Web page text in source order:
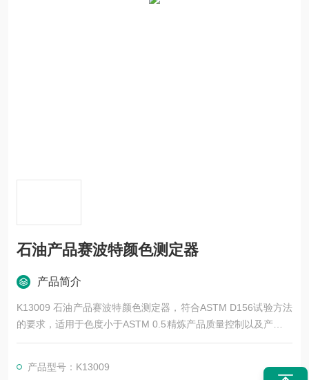
石油产品赛波特颜色测定器
产品简介
K13009 石油产品赛波特颜色测定器，符合ASTM D156试验方法
的要求，适用于色度小于ASTM 0.5精炼产品质量控制以及产品鉴
定。产品范围包括有未染色车用汽油、航空汽油、喷气燃料、石
产品型号：K13009